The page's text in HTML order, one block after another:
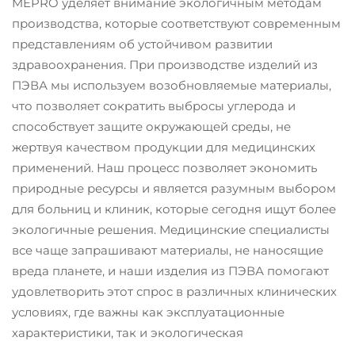
пациентов и персонала
благодаря улучшенной
прочности и барьерным
свойствам.
производства, которые соответствуют современным
представлениям об устойчивом развитии
здравоохранения. При производстве изделий из
ПЭВА мы используем возобновляемые материалы,
что позволяет сократить выбросы углерода и
способствует защите окружающей среды, не
жертвуя качеством продукции для медицинских
применений. Наш процесс позволяет экономить
природные ресурсы и является разумным выбором
для больниц и клиник, которые сегодня ищут более
экологичные решения. Медицинские специалисты
все чаще запрашивают материалы, не наносящие
вреда планете, и наши изделия из ПЭВА помогают
удовлетворить этот спрос в различных клинических
условиях, где важны как эксплуатационные
характеристики, так и экологическая